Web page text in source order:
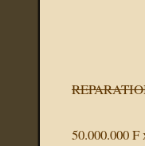
50.000.000